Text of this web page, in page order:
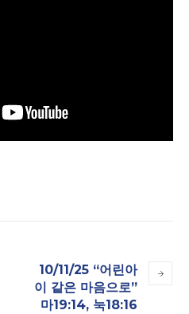
10/11/25 “어린아
이 같은 마음으로”
마19:14, 눅18:16